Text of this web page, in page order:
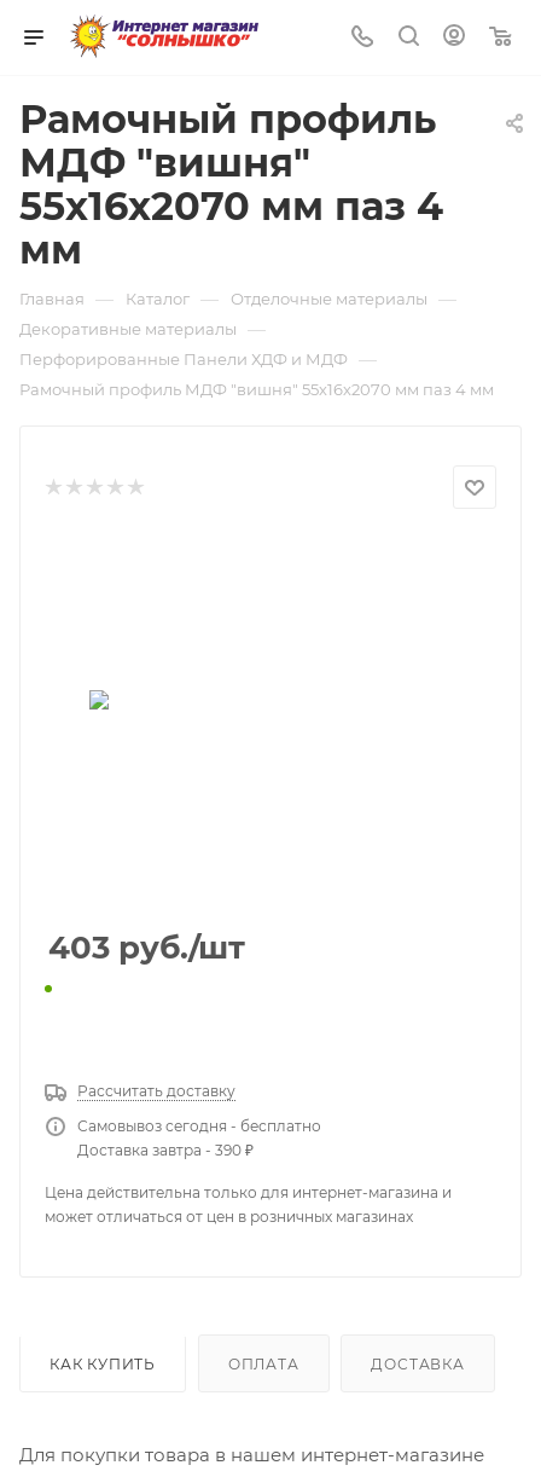
Рамочный профиль
МДФ "вишня"
55х16х2070 мм паз 4
мм
Главная — Каталог — Отделочные материалы —
Декоративные материалы —
Перфорированные Панели ХДФ и МДФ —
Рамочный профиль МДФ "вишня" 55х16х2070 мм паз 4 мм
403 руб./шт
Рассчитать доставку
Самовывоз сегодня - бесплатно
Доставка завтра - 390 ₽
Цена действительна только для интернет-магазина и
может отличаться от цен в розничных магазинах
КАК КУПИТЬ ОПЛАТА ДОСТАВКА
Для покупки товара в нашем интернет-магазине